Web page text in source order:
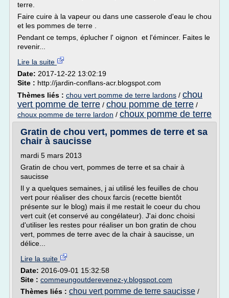
terre.
Faire cuire à la vapeur ou dans une casserole d'eau le chou
et les pommes de terre .
Pendant ce temps, éplucher l' oignon et l'émincer. Faites le
revenir...
Lire la suite
Date: 2017-12-22 13:02:19
Site : http://jardin-conflans-acr.blogspot.com
Thèmes liés : chou vert pomme de terre lardons / chou
vert pomme de terre / chou pomme de terre /
choux pomme de terre lardon / choux pomme de terre
Gratin de chou vert, pommes de terre et sa
chair à saucisse
mardi 5 mars 2013
Gratin de chou vert, pommes de terre et sa chair à
saucisse
Il y a quelques semaines, j ai utilisé les feuilles de chou
vert pour réaliser des choux farcis (recette bientôt
présente sur le blog) mais il me restait le coeur du chou
vert cuit (et conservé au congélateur). J'ai donc choisi
d'utiliser les restes pour réaliser un bon gratin de chou
vert, pommes de terre avec de la chair à saucisse, un
délice...
Lire la suite
Date: 2016-09-01 15:32:58
Site : commeungoutderevenez-y.blogspot.com
Thèmes liés : chou vert pomme de terre saucisse /